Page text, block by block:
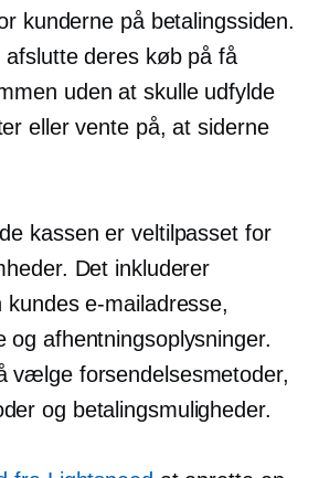
kunderne på betalingssiden.
afslutte deres køb på få
uden at skulle udfylde
eller vente på, at siderne
kassen erveltilpassetfor
Det inkluderer
kundes e-mailadresse,
og afhentningsoplysninger.
vælge forsendelsesmetoder,
og betalingsmuligheder.